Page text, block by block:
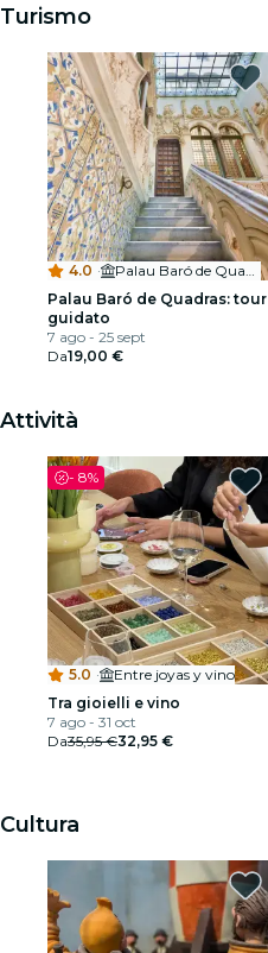
Turismo
4.0 ·
Palau Baró de Quadras
Palau Baró de Quadras: tour
guidato
7 ago - 25 sept
Da19,00 €
Attività
- 8%
5.0 ·
Entre joyas y vino
Tra gioielli e vino
7 ago - 31 oct
Da35,95 €32,95 €
Cultura